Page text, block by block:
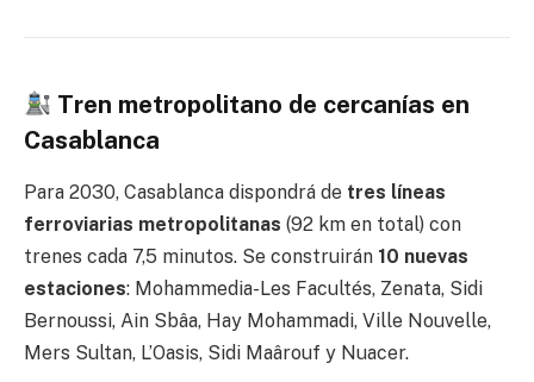
Tren metropolitano de cercanías en
Casablanca
Para 2030, Casablanca dispondrá de tres líneas
ferroviarias metropolitanas (92 km en total) con
trenes cada 7,5 minutos. Se construirán 10 nuevas
estaciones: Mohammedia-Les Facultés, Zenata, Sidi
Bernoussi, Ain Sbâa, Hay Mohammadi, Ville Nouvelle,
Mers Sultan, L’Oasis, Sidi Maârouf y Nuacer.